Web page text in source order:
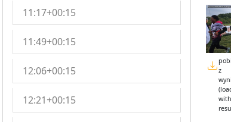
11:17+00:15
11:49+00:15
12:06+00:15
12:21+00:15
z
with